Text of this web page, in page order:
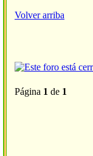
Volver arriba
Página 1 de 1